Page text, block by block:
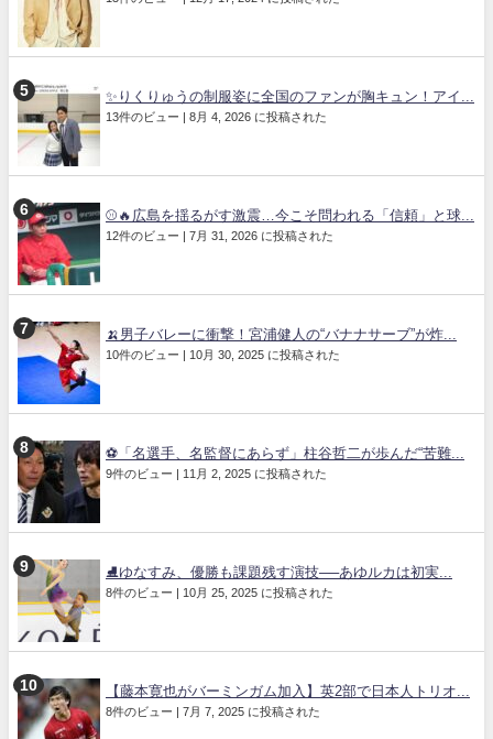
✨りくりゅうの制服姿に全国のファンが胸キュン！アイ...
13件のビュー 8月 4, 2026 に投稿された
⚾🔥広島を揺るがす激震…今こそ問われる「信頼」と球...
12件のビュー 7月 31, 2026 に投稿された
🍌男子バレーに衝撃！宮浦健人の“バナナサーブ”が炸...
10件のビュー 10月 30, 2025 に投稿された
⚽「名選手、名監督にあらず」柱谷哲二が歩んだ“苦難...
9件のビュー 11月 2, 2025 に投稿された
⛸️ゆなすみ、優勝も課題残す演技──あゆルカは初実...
8件のビュー 10月 25, 2025 に投稿された
【藤本寛也がバーミンガム加入】英2部で日本人トリオ...
8件のビュー 7月 7, 2025 に投稿された